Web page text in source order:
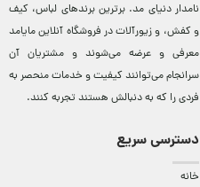
نامدار دنيای مد. برترين‌ برندهای لباس، کيف
و کفش، و زيورآلات در فروشگاه آنلاين مایامد
معرفی و عرضه می‌شوند و مشتريان آن
سرانجام می‌توانند کيفيت و خدمات منحصر به
فردی را که به دنبالش هستند تجربه کنند.
دسترسی سریع
خانه